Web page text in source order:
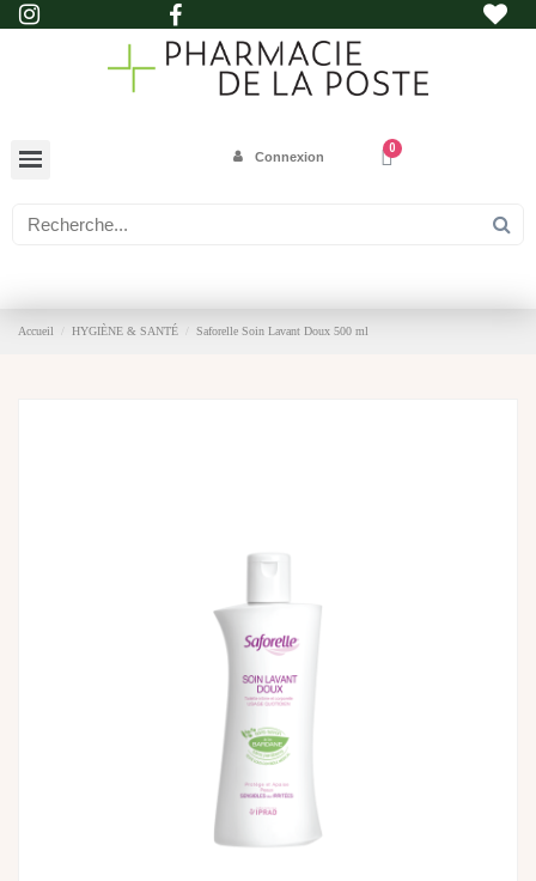
Connexion
Accueil HYGIÈNE & SANTÉ Saforelle Soin Lavant Doux 500 ml